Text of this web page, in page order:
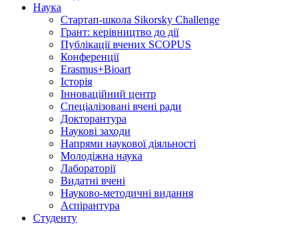
Наука
Стартап-школа Sikorsky Challenge
Грант: керівництво до дії
Публікації вчених SCOPUS
Конференції
Erasmus+Bioart
Історія
Інноваційний центр
Спеціалізовані вчені ради
Докторантура
Наукові заходи
Напрями наукової діяльності
Молодіжна наука
Лабораторії
Видатні вчені
Науково-методичні видання
Аспірантура
Студенту